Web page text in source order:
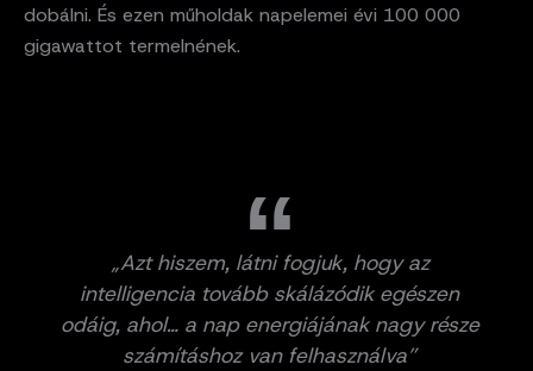
dobálni. És ezen műholdak napelemei évi 100 000
gigawattot termelnének.
„Azt hiszem, látni fogjuk, hogy az
intelligencia tovább skálázódik egészen
odáig, ahol… a nap energiájának nagy része
számításhoz van felhasználva”